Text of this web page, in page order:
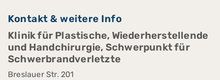
Kontakt & weitere Info
Klinik für Plastische, Wiederherstellende
und Handchirurgie, Schwerpunkt für
Schwerbrandverletzte
Breslauer Str. 201